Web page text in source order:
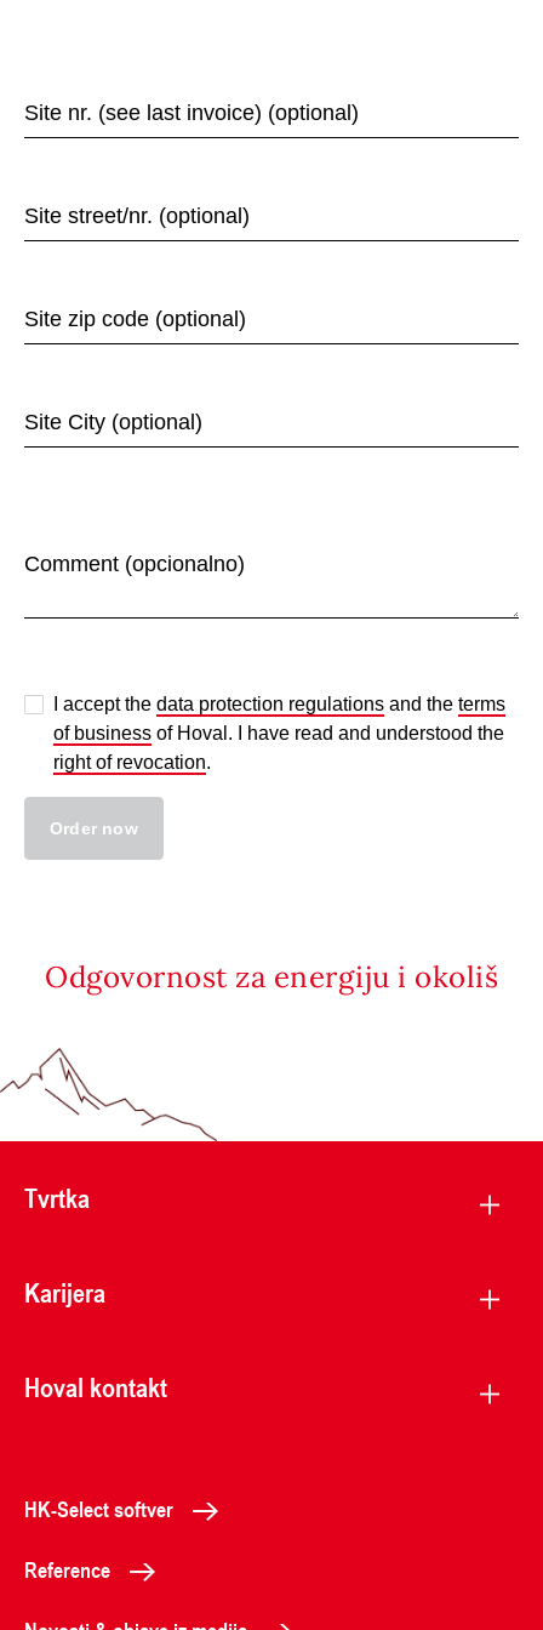
I accept the data protection regulations and the terms
of business of Hoval. I have read and understood the
right of revocation.
Order now
Odgovornost za energiju i okoliš
Tvrtka
Karijera
Hoval kontakt
HK-Select softver
Reference